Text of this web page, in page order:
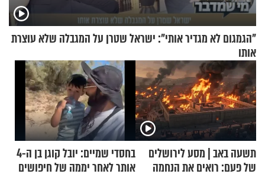
"הגמגום לא מגדיר אותי": ישראל שטרן על המגבלה שלא עוצרת
אותו
תשעה באב | מסע לירושלים
של פעם: רואים את הנחמה
בחסדי שמיים: יובל קוגן בן ה-4
אותר לאחר יממה של חיפושים